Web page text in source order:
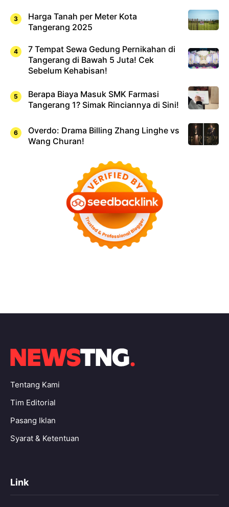
Harga Tanah per Meter Kota
Tangerang 2025
7 Tempat Sewa Gedung Pernikahan di
Tangerang di Bawah 5 Juta! Cek
Sebelum Kehabisan!
Berapa Biaya Masuk SMK Farmasi
Tangerang 1? Simak Rinciannya di Sini!
Overdo: Drama Billing Zhang Linghe vs
Wang Churan!
Tentang Kami
Tim Editorial
Pasang Iklan
Syarat & Ketentuan
Link